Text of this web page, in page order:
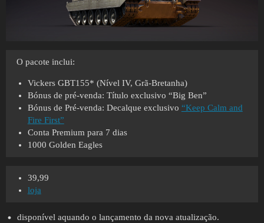
O pacote inclui:
Vickers GBT155* (Nível IV, Grã-Bretanha)
Bónus de pré-venda: Título exclusivo “Big Ben”
Bónus de Pré-venda: Decalque exclusivo “Keep Calm and
Fire First”
Conta Premium para 7 dias
1000 Golden Eagles
39,99
loja
disponível aquando o lançamento da nova atualização.